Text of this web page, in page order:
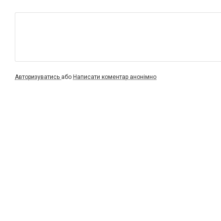
Авторизуватись або Написати коментар анонімно